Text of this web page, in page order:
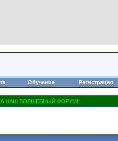
Обучение Регистрация